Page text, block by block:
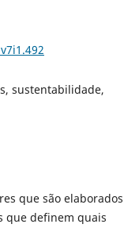
sustentabilidade,
que são elaborados
que definem quais